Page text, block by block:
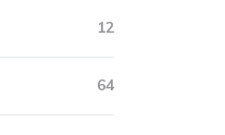
12
64